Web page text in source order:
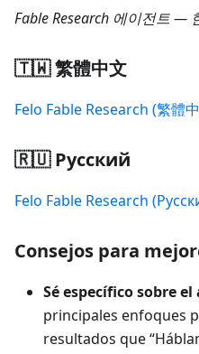
Fable Research 에이전트 —
🇹🇼 繁體中文
Felo Fable Research (繁體
🇷🇺 Русский
Felo Fable Research
Consejos para
Sé específico sobre el
principales enfoques
resultados que